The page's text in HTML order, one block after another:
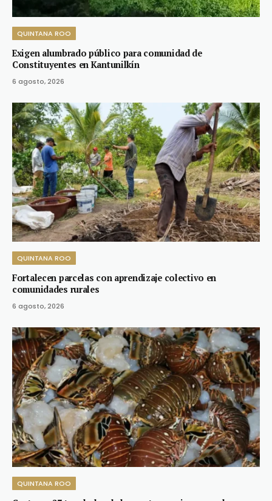
QUINTANA ROO
Exigen alumbrado público para comunidad de
Constituyentes en Kantunilkín
6 agosto, 2026
QUINTANA ROO
Fortalecen parcelas con aprendizaje colectivo en
comunidades rurales
6 agosto, 2026
QUINTANA ROO